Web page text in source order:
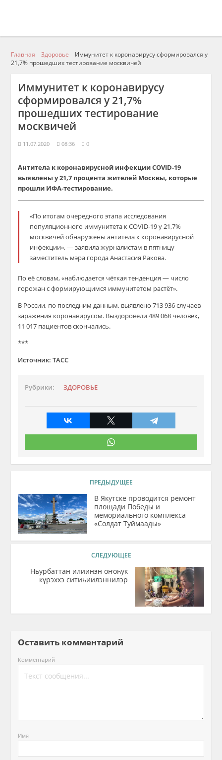
Главная Здоровье
Иммунитет к коронавирусу сформировался у
21,7% прошедших тестирование москвичей
Иммунитет к коронавирусу
сформировался у 21,7%
прошедших тестирование
москвичей
11.07.2020 08:36 0
Антитела к коронавирусной инфекции COVID-19
выявлены у 21,7 процента жителей Москвы, которые
прошли ИФА-тестирование.
«По итогам очередного этапа исследования
популяционного иммунитета к COVID-19 у 21,7%
москвичей обнаружены антитела к коронавирусной
инфекции», — заявила журналистам в пятницу
заместитель мэра города Анастасия Ракова.
По её словам, «наблюдается чёткая тенденция — число
горожан с формирующимся иммунитетом растёт».
В России, по последним данным, выявлено 713 936 случаев
заражения коронавирусом. Выздоровели 489 068 человек,
11 017 пациентов скончались.
***
Источник: ТАСС
Рубрики: ЗДОРОВЬЕ
ПРЕДЫДУЩЕЕ
В Якутске проводится ремонт
площади Победы и
мемориального комплекса
«Солдат Туймаады»
СЛЕДУЮЩЕЕ
Ньурбаттан илиинэн оҥоһук
күрэххэ ситиһиилэннилэр
Оставить комментарий
Комментарий
Имя